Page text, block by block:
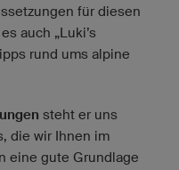
für diesen
auch „Luki’s
rund ums alpine
steht er uns
die wir Ihnen im
eine gute Grundlage